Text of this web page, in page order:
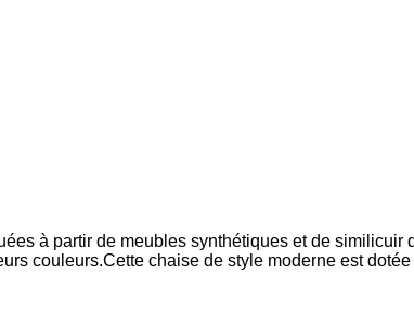
à partir de meubles synthétiques et de
couleurs.Cette chaise de style moderne est